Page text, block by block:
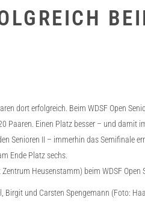
dort erfolgreich. Beim WDSF Open
Paaren. Einen Platz besser – und damit
Senioren II – immerhin das Semifinale
Ende Platz sechs.
Heusenstamm) beim WDSF Open
Birgit und Carsten Spengemann (Foto: